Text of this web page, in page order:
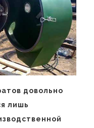
довольно
лишь